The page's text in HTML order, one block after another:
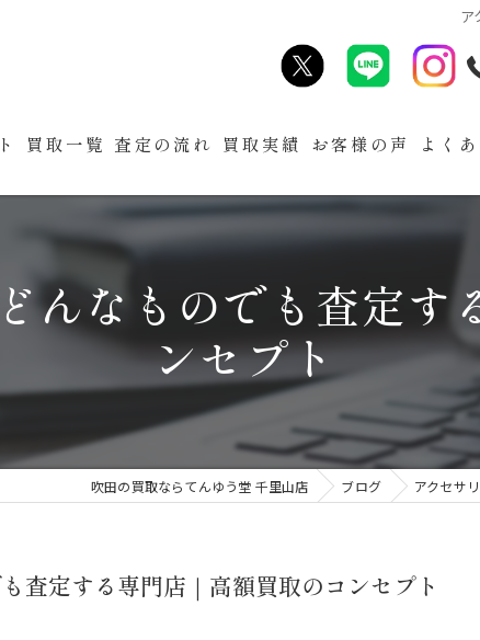
ア
買取一覧 査定の流れ 買取実績 お客様の声 よく
んなものでも査定す
ンセプト
吹田の買取ならてんゆう堂 千里山店 ブログ アクセサ
査定する専門店｜高額買取のコンセプト